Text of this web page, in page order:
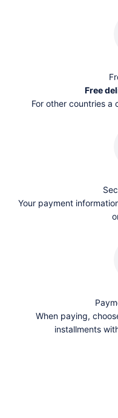
Free
For other countries a
Your payment
When paying,
installments